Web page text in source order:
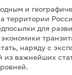
и
территории
для
наряду с
из важнейших